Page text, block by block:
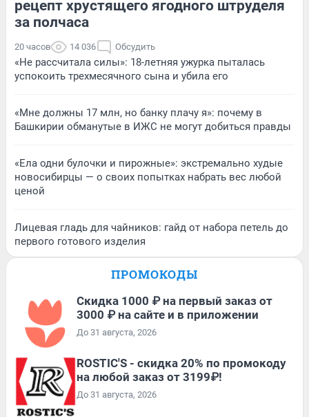
рецепт хрустящего ягодного штруделя
за полчаса
20 часов 14 036 Обсудить
«Не рассчитала силы»: 18-летняя ужурка пыталась
успокоить трехмесячного сына и убила его
«Мне должны 17 млн, но банку плачу я»: почему в
Башкирии обманутые в ИЖС не могут добиться правды
«Ела одни булочки и пирожные»: экстремально худые
новосибирцы — о своих попытках набрать вес любой
ценой
Лицевая гладь для чайников: гайд от набора петель до
первого готового изделия
ПРОМОКОДЫ
Скидка 1000 ₽ на первый заказ от
3000 ₽ на сайте и в приложении
До 31 августа, 2026
ROSTIC'S - скидка 20% по промокоду
на любой заказ от 3199₽!
До 31 августа, 2026